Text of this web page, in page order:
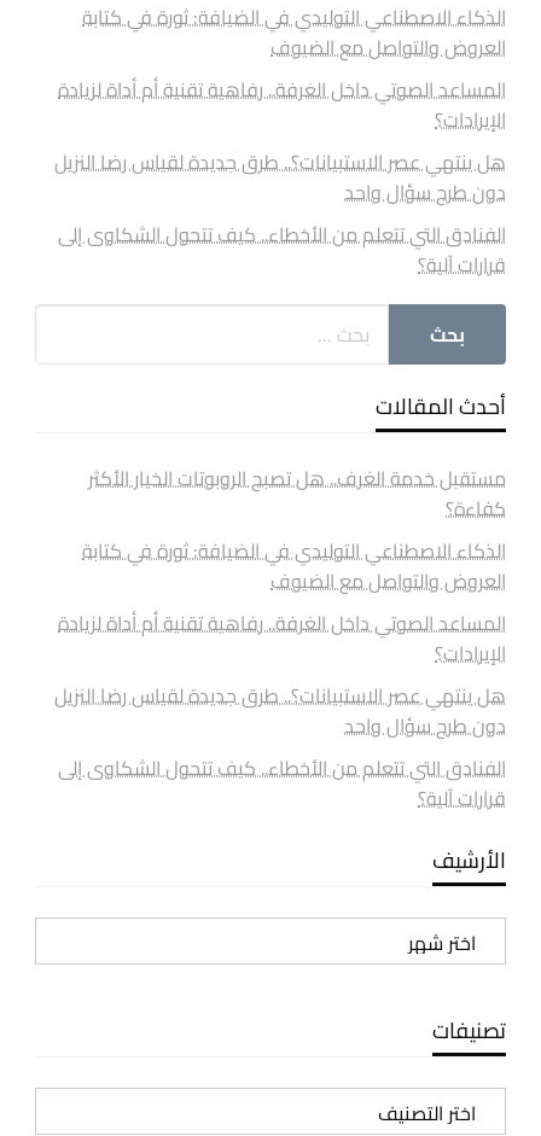
الذكاء الاصطناعي التوليدي في الضيافة: ثورة في كتابة
العروض والتواصل مع الضيوف
المساعد الصوتي داخل الغرفة.. رفاهية تقنية أم أداة لزيادة
الإيرادات؟
هل ينتهي عصر الاستبيانات؟.. طرق جديدة لقياس رضا النزيل
دون طرح سؤال واحد
الفنادق التي تتعلم من الأخطاء.. كيف تتحول الشكاوى إلى
قرارات آلية؟
أحدث المقالات
مستقبل خدمة الغرف.. هل تصبح الروبوتات الخيار الأكثر
كفاءة؟
الذكاء الاصطناعي التوليدي في الضيافة: ثورة في كتابة
العروض والتواصل مع الضيوف
المساعد الصوتي داخل الغرفة.. رفاهية تقنية أم أداة لزيادة
الإيرادات؟
هل ينتهي عصر الاستبيانات؟.. طرق جديدة لقياس رضا النزيل
دون طرح سؤال واحد
الفنادق التي تتعلم من الأخطاء.. كيف تتحول الشكاوى إلى
قرارات آلية؟
الأرشيف
الأرشيف
تصنيفات
تصنيفات